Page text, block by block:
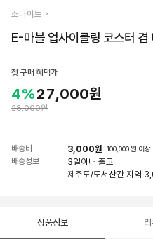
소나이트
E-마블 업사이클링 코스터
첫 구매 혜택가
4%27,000원
28,000원
배송비 3,000원 100,000 원 이상
배송정보 3일이내 출고
제주도/도서산간 지역
상품정보